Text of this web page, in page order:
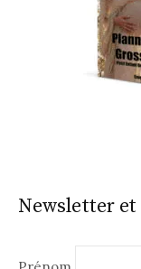
Newsletter et